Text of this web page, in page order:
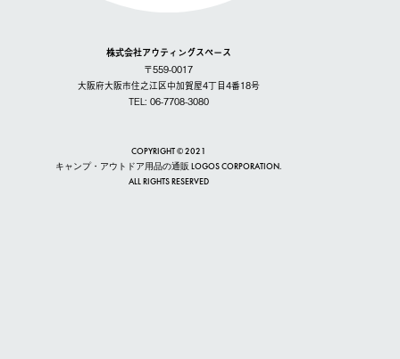
株式会社アウティングスペース
〒559-0017
大阪府大阪市住之江区中加賀屋4丁目4番18号
TEL: 06-7708-3080
COPYRIGHT © 2021
キャンプ・アウトドア用品の通販 LOGOS CORPORATION.
ALL RIGHTS RESERVED